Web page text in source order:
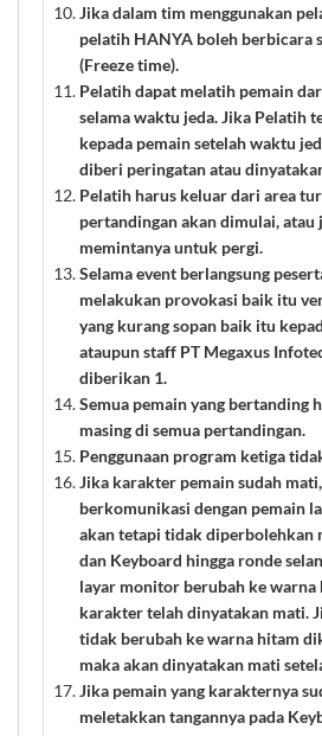
Jika dalam tim menggunakan
pelatih HANYA boleh berbicara
(Freeze time).
Pelatih dapat melatih pemain
selama waktu jeda. Jika Pelatih
kepada pemain setelah waktu
diberi peringatan atau
Pelatih harus keluar dari area
pertandingan akan dimulai, atau
memintanya untuk pergi.
Selama event berlangsung
melakukan provokasi baik itu
yang kurang sopan baik itu
ataupun staff PT Megaxus
diberikan 1.
Semua pemain yang bertanding
masing di semua pertandingan.
Penggunaan program ketiga
Jika karakter pemain sudah
berkomunikasi dengan pemain
akan tetapi tidak diperbolehkan
dan Keyboard hingga ronde
layar monitor berubah ke warna
karakter telah dinyatakan mati.
tidak berubah ke warna hitam
maka akan dinyatakan mati
Jika pemain yang karakternya
meletakkan tangannya pada